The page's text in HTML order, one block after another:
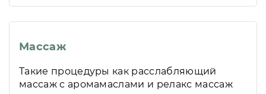
Массаж
Такие процедуры как расслабляющий
массаж с аромамаслами и релакс массаж